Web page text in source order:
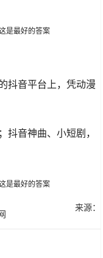
抖音平台上，凭动漫
音神曲、小短剧，
来源：